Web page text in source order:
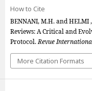
How to Cite
BENNANI, M.H. and
Reviews: A Critical and
Protocol.Revue
More Citation Formats